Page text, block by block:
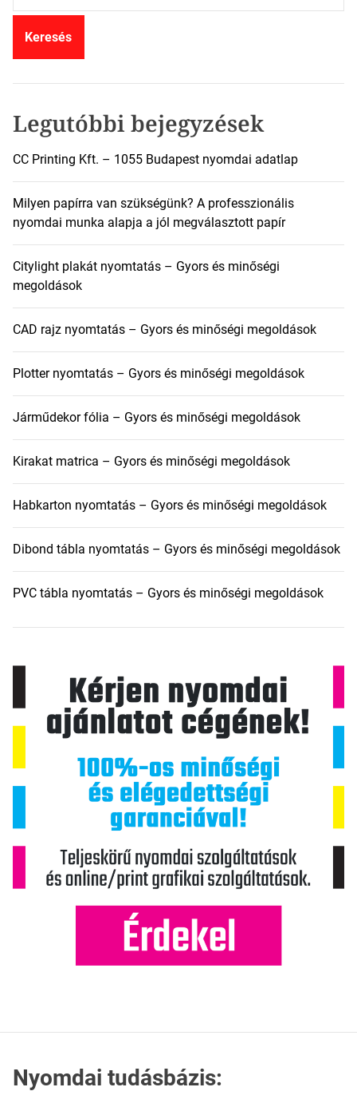
r
Legutóbbi bejegyzések
CC Printing Kft. – 1055 Budapest nyomdai adatlap
Milyen papírra van szükségünk? A professzionális
nyomdai munka alapja a jól megválasztott papír
Citylight plakát nyomtatás – Gyors és minőségi
megoldások
CAD rajz nyomtatás – Gyors és minőségi megoldások
Plotter nyomtatás – Gyors és minőségi megoldások
Járműdekor fólia – Gyors és minőségi megoldások
Kirakat matrica – Gyors és minőségi megoldások
Habkarton nyomtatás – Gyors és minőségi megoldások
Dibond tábla nyomtatás – Gyors és minőségi megoldások
PVC tábla nyomtatás – Gyors és minőségi megoldások
Nyomdai tudásbázis: